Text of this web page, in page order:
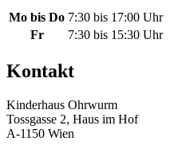
Mo bis Do 7:30 bis 17:00 Uhr
Fr
7:30 bis 15:30 Uhr
Kontakt
Kinderhaus Ohrwurm
Tossgasse 2, Haus im Hof
A-1150 Wien